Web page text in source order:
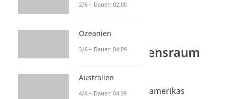
Kultur und Lebensraum
Ureinwohner Nordamerikas
2/6 – Dauer: 02:00
Ozeanien
3/6 – Dauer: 04:09
Australien
4/6 – Dauer: 04:39